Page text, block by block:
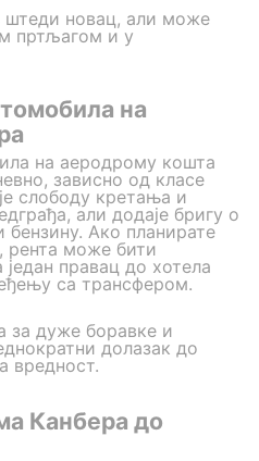
штеди новац, али може
пртљагом и у
на
на аеродрому кошта
зависно од класе
слободу кретања и
али додаје бригу о
Ако планирате
рента може бити
правац до хотела
са трансфером.
за дуже боравке и
долазак до
вредност.
Канбера до